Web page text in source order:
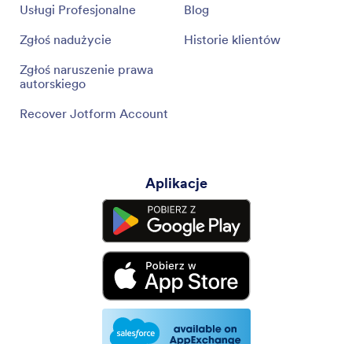
Usługi Profesjonalne
Zgłoś nadużycie
Zgłoś naruszenie prawa
autorskiego
Recover Jotform Account
Blog
Historie klientów
Aplikacje